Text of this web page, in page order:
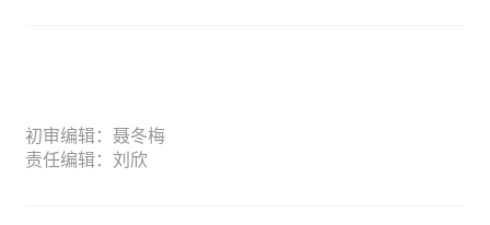
初审编辑：聂冬梅
责任编辑：刘欣